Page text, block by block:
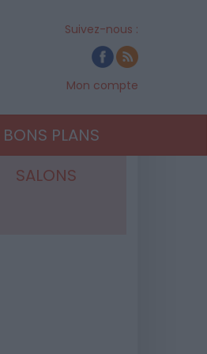
Suivez-nous :
Mon compte
BONS PLANS
SALONS